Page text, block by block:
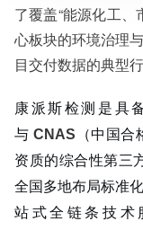
服务范围：全国
检测周期：5-7个
相关资质：可提供
服务模式：快递寄
服务方向：采购销
断优化、司法服务
检测标准：国家
外标准、非标定制
了覆盖“能源化工
心板块的环境治理
目交付数据的典型
康派斯检测是具
与CNAS （中国
资质的综合性第三
全国多地布局标准
站式全链条技